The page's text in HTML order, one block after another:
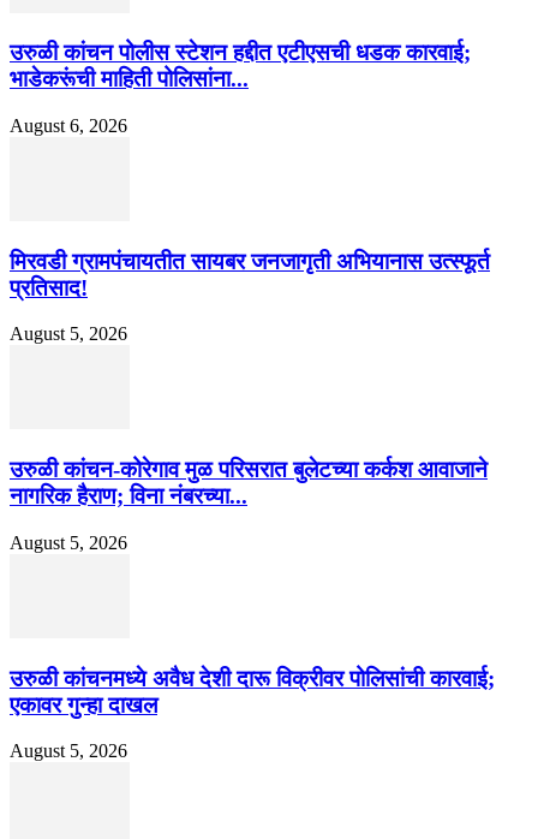
उरुळी कांचन पोलीस स्टेशन हद्दीत एटीएसची धडक कारवाई;
भाडेकरूंची माहिती पोलिसांना...
August 6, 2026
मिरवडी ग्रामपंचायतीत सायबर जनजागृती अभियानास उत्स्फूर्त
प्रतिसाद!
August 5, 2026
उरुळी कांचन-कोरेगाव मुळ परिसरात बुलेटच्या कर्कश आवाजाने
नागरिक हैराण; विना नंबरच्या...
August 5, 2026
उरुळी कांचनमध्ये अवैध देशी दारू विक्रीवर पोलिसांची कारवाई;
एकावर गुन्हा दाखल
August 5, 2026